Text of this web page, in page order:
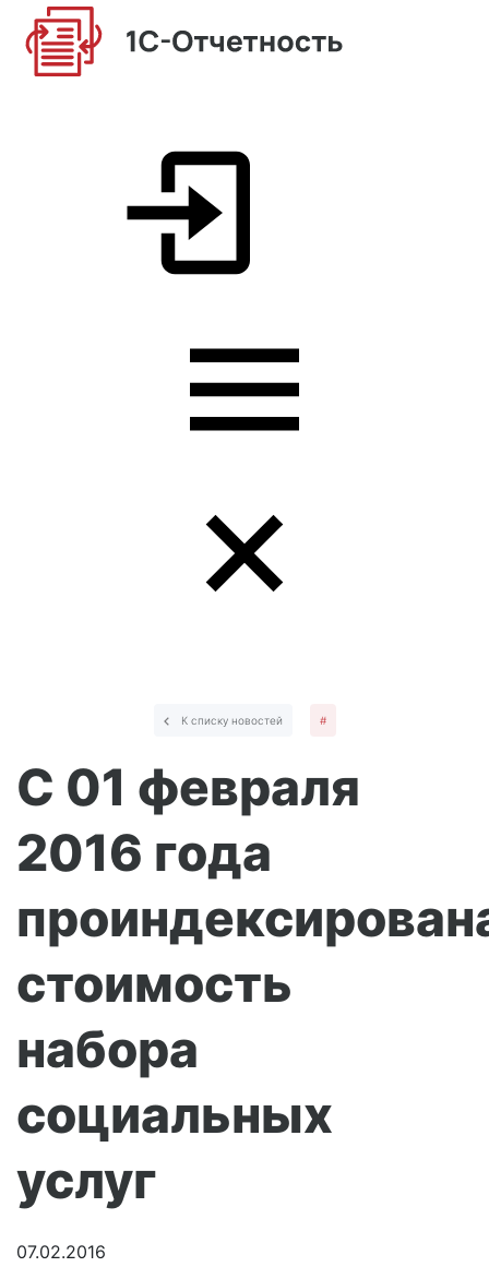
К списку новостей #
С 01 февраля
2016 года
стоимость
набора
социальных
услуг
07.02.2016